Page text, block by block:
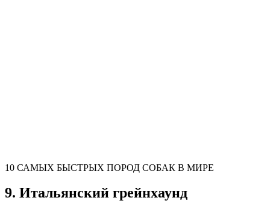
10 САМЫХ БЫСТРЫХ ПОРОД СОБАК В МИРЕ
9. Итальянский грейнхаунд